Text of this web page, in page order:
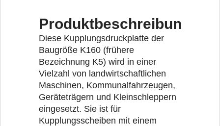
Produktbeschreibung
Diese Kupplungsdruckplatte der
Baugröße K160 (frühere
Bezeichnung K5) wird in einer
Vielzahl von landwirtschaftlichen
Maschinen, Kommunalfahrzeugen,
Geräteträgern und Kleinschleppern
eingesetzt. Sie ist für
Kupplungsscheiben mit einem